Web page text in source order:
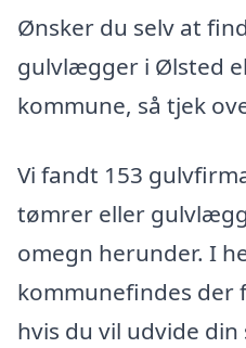
Ønsker du selv at
gulvlægger i Ølsted
kommune, så tjek
Vi fandt 153
tømrer eller
omegn herunder. I
kommunefindes der
hvis du vil udvide